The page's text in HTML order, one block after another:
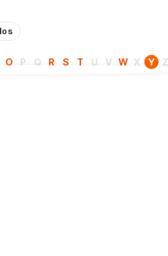
O P Q R S T U V W X Y Z